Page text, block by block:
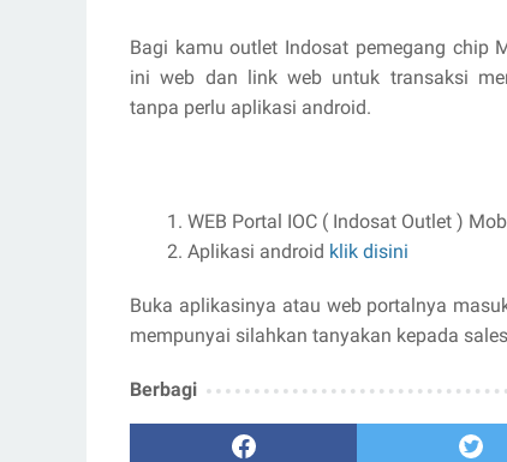
Bagi kamu outlet Indosat pemegang chip
ini web dan link web untuk transaksi
tanpa perlu aplikasi android.
WEB Portal IOC ( Indosat Outlet )
Aplikasi android klik disini
Buka aplikasinya atau web portalnya
mempunyai silahkan tanyakan kepada
Berbagi